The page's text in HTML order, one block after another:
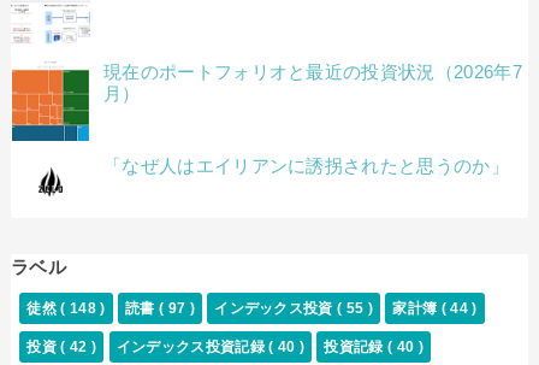
現在のポートフォリオと最近の投資状況（2026年7
月）
「なぜ人はエイリアンに誘拐されたと思うのか」
ラベル
徒然( 148 ) 読書 ( 97 ) インデックス投資( 55 ) 家計簿 ( 44 )
投資( 42 ) インデックス投資記録( 40 ) 投資記録( 40 )